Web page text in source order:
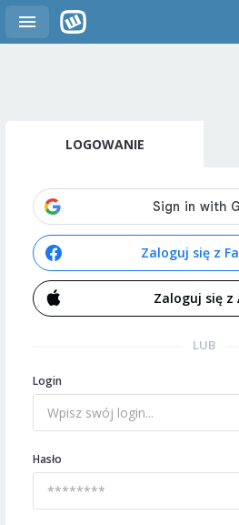
LOGOWANIE
Zaloguj się z
Zaloguj się z
LUB
Login
Hasło